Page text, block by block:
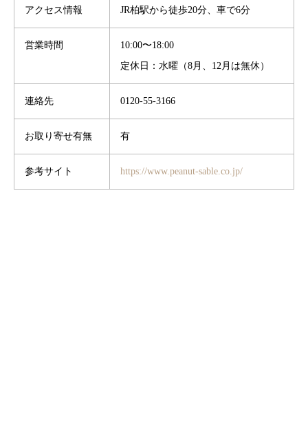
アクセス情報 JR柏駅から徒歩20分、車で6分
営業時間
10:00〜18:00
定休日：水曜（8月、12月は無休）
連絡先 0120-55-3166
お取り寄せ有無 有
参考サイト https://www.peanut-sable.co.jp/